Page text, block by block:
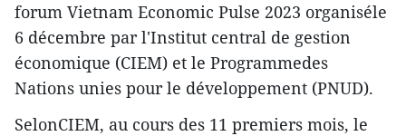
forum Vietnam Economic Pulse 2023 organiséle
6 décembre par l'Institut central de gestion
économique (CIEM) et le Programmedes
Nations unies pour le développement (PNUD).
SelonCIEM, au cours des 11 premiers mois, le